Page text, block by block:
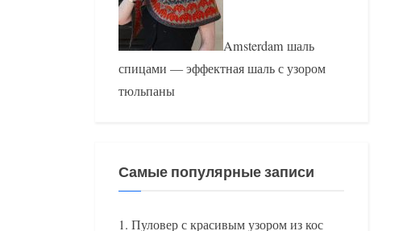
Amsterdam шаль
спицами — эффектная шаль с узором
тюльпаны
Самые популярные записи
Пуловер с красивым узором из кос